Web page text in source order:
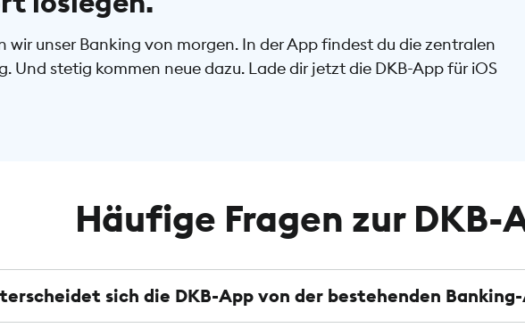
wir unser Banking von morgen. In der App findest du die zentralen
Und stetig kommen neue dazu. Lade dir jetzt die DKB-App für iOS
Häufige Fragen zur DKB-
sich die DKB-App von der bestehenden